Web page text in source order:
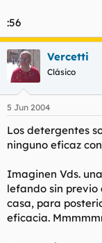
:56
Vercetti
Clásico
5 Jun 2004
Los detergentes
ninguno eficaz
Imaginen Vds.
lefando sin
casa, para
eficacia.